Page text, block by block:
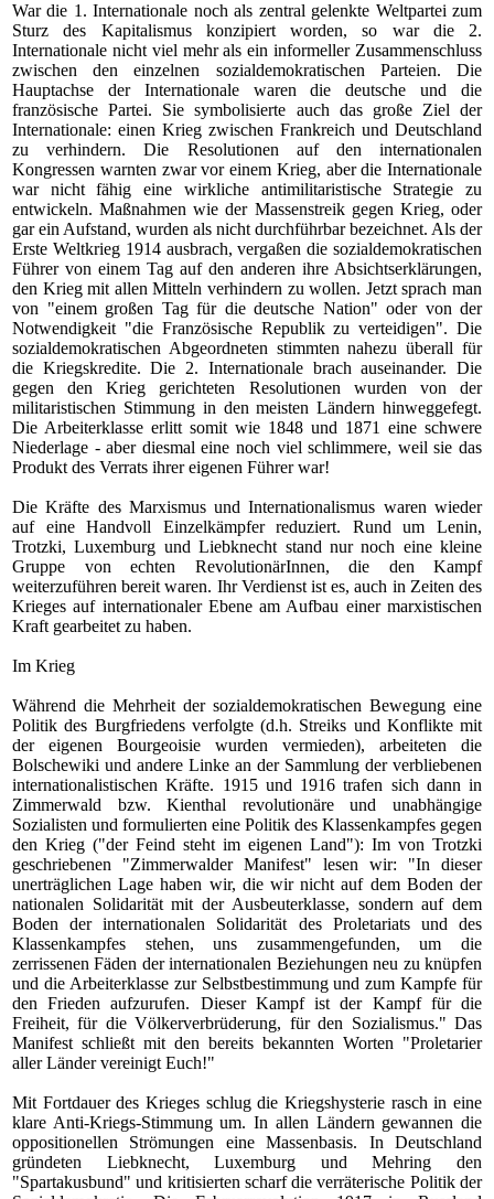
War die 1. Internationale noch als zentral gelenkte Weltpartei zum
Sturz des Kapitalismus konzipiert worden, so war die 2.
Internationale nicht viel mehr als ein informeller Zusammenschluss
zwischen den einzelnen sozialdemokratischen Parteien. Die
Hauptachse der Internationale waren die deutsche und die
französische Partei. Sie symbolisierte auch das große Ziel der
Internationale: einen Krieg zwischen Frankreich und Deutschland
zu verhindern. Die Resolutionen auf den internationalen
Kongressen warnten zwar vor einem Krieg, aber die Internationale
war nicht fähig eine wirkliche antimilitaristische Strategie zu
entwickeln. Maßnahmen wie der Massenstreik gegen Krieg, oder
gar ein Aufstand, wurden als nicht durchführbar bezeichnet. Als der
Erste Weltkrieg 1914ausbrach, vergaßen die sozialdemokratischen
Führer von einem Tag auf den anderen ihre Absichtserklärungen,
den Krieg mit allen Mitteln verhindern zu wollen. Jetzt sprach man
von "einem großen Tag für die deutsche Nation" oder von der
Notwendigkeit "die Französische Republik zu verteidigen". Die
sozialdemokratischen Abgeordneten stimmten nahezu überall für
die Kriegskredite. Die 2. Internationale brach auseinander. Die
gegen den Krieg gerichteten Resolutionen wurden von der
militaristischen Stimmung in den meisten Ländern hinweggefegt.
Die Arbeiterklasse erlitt somit wie 1848 und 1871 eine schwere
Niederlage - aber diesmal eine noch viel schlimmere, weil sie das
Produkt des Verrats ihrer eigenen Führer war!
Die Kräfte des Marxismus und Internationalismus waren wieder
auf eine Handvoll Einzelkämpfer reduziert. Rund um Lenin,
Trotzki, Luxemburg und Liebknecht stand nur noch eine kleine
Gruppe von echten RevolutionärInnen, die den Kampf
weiterzuführen bereit waren. Ihr Verdienst ist es, auch in Zeiten des
Krieges auf internationaler Ebene am Aufbau einer marxistischen
Kraft gearbeitet zu haben.
Im Krieg
Während die Mehrheit der sozialdemokratischen Bewegung eine
Politik des Burgfriedens verfolgte (d.h. Streiks und Konflikte mit
der eigenen Bourgeoisie wurden vermieden), arbeiteten die
Bolschewiki und andere Linke an der Sammlung der verbliebenen
internationalistischen Kräfte. 1915 und 1916 trafen sich dann in
Zimmerwald bzw. Kienthal revolutionäre und unabhängige
Sozialisten und formulierten eine Politik des Klassenkampfes gegen
den Krieg ("der Feind steht im eigenen Land"): Im von Trotzki
geschriebenen "Zimmerwalder Manifest" lesen wir: "In dieser
unerträglichen Lage haben wir, die wir nicht auf dem Boden der
nationalen Solidarität mit der Ausbeuterklasse, sondern auf dem
Boden der internationalen Solidarität des Proletariats und des
Klassenkampfes stehen, uns zusammengefunden, um die
zerrissenen Fäden der internationalen Beziehungen neu zu knüpfen
und die Arbeiterklasse zur Selbstbestimmung und zum Kampfe für
den Frieden aufzurufen. Dieser Kampf ist der Kampf für die
Freiheit, für die Völkerverbrüderung, für den Sozialismus." Das
Manifest schließt mit den bereits bekannten Worten "Proletarier
aller Länder vereinigt Euch!"
Mit Fortdauer des Krieges schlug die Kriegshysterie rasch in eine
klare Anti-Kriegs-Stimmung um. In allen Ländern gewannen die
oppositionellen Strömungen eine Massenbasis. In Deutschland
gründeten Liebknecht, Luxemburg und Mehring den
"Spartakusbund" und kritisierten scharf die verräterische Politik der